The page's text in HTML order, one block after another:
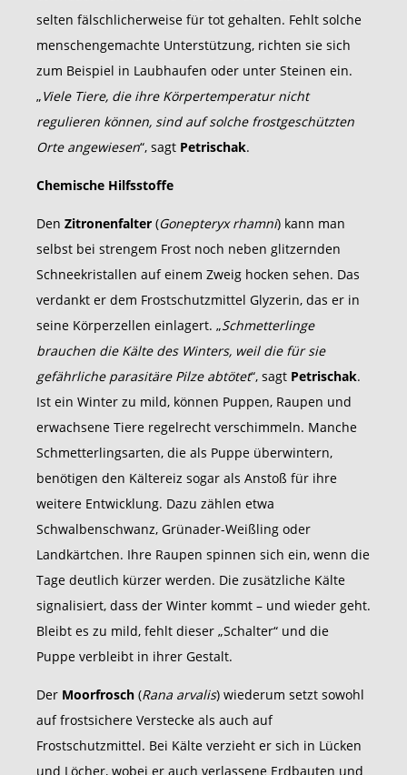
selten fälschlicherweise für tot gehalten. Fehlt solche
menschengemachte Unterstützung, richten sie sich
zum Beispiel in Laubhaufen oder unter Steinen ein.
„Viele Tiere, die ihre Körpertemperatur nicht
regulieren können, sind auf solche frostgeschützten
Orte angewiesen“, sagt Petrischak.
Chemische Hilfsstoffe
Den Zitronenfalter (Gonepteryx rhamni) kann man
selbst bei strengem Frost noch neben glitzernden
Schneekristallen auf einem Zweig hocken sehen. Das
verdankt er dem Frostschutzmittel Glyzerin, das er in
seine Körperzellen einlagert. „Schmetterlinge
brauchen die Kälte des Winters, weil die für sie
gefährliche parasitäre Pilze abtötet“, sagt Petrischak.
Ist ein Winter zu mild, können Puppen, Raupen und
erwachsene Tiere regelrecht verschimmeln. Manche
Schmetterlingsarten, die als Puppe überwintern,
benötigen den Kältereiz sogar als Anstoß für ihre
weitere Entwicklung. Dazu zählen etwa
Schwalbenschwanz, Grünader-Weißling oder
Landkärtchen. Ihre Raupen spinnen sich ein, wenn die
Tage deutlich kürzer werden. Die zusätzliche Kälte
signalisiert, dass der Winter kommt – und wieder geht.
Bleibt es zu mild, fehlt dieser „Schalter“ und die
Puppe verbleibt in ihrer Gestalt.
Der Moorfrosch (Rana arvalis) wiederum setzt sowohl
auf frostsichere Verstecke als auch auf
Frostschutzmittel. Bei Kälte verzieht er sich in Lücken
und Löcher, wobei er auch verlassene Erdbauten und